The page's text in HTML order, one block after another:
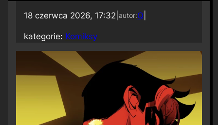
18 czerwca 2026, 17:32 autor:Q
kategorie: Komiksy